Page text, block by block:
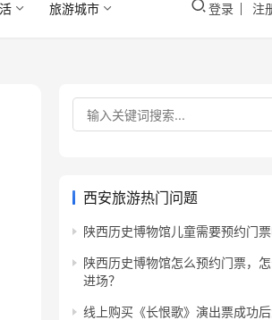
旅游城市 登录 注
西安旅游热门问题
陕西历史博物馆儿童需要预约门票
陕西历史博物馆怎么预约门票，
进场？
线上购买《长恨歌》演出票成功